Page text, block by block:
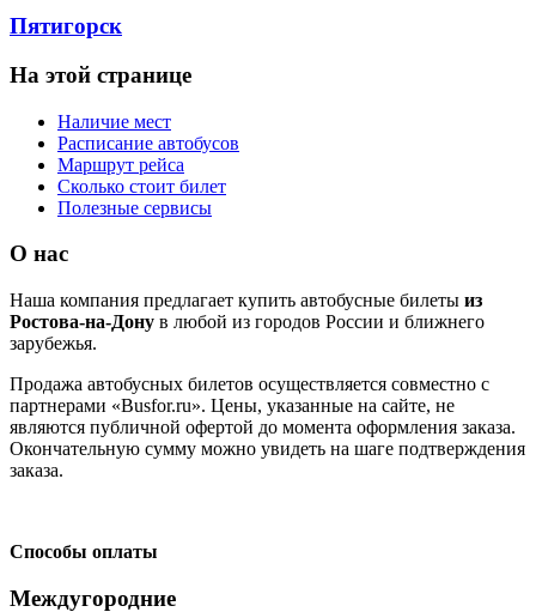
Пятигорск
На этой странице
Наличие мест
Расписание автобусов
Маршрут рейса
Сколько стоит билет
Полезные сервисы
О нас
Наша компания предлагает купить автобусные билеты из
Ростова-на-Дону в любой из городов России и ближнего
зарубежья.
Продажа автобусных билетов осуществляется совместно с
партнерами «Busfor.ru». Цены, указанные на сайте, не
являются публичной офертой до момента оформления заказа.
Окончательную сумму можно увидеть на шаге подтверждения
заказа.
Способы оплаты
Междугородние